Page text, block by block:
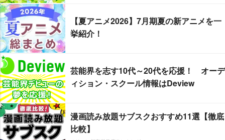
【夏アニメ2026】7月期夏の新アニメを一
挙紹介！
芸能界を志す10代～20代を応援！ オーデ
ィション・スクール情報はDeview
漫画読み放題サブスクおすすめ11選【徹底
比較】